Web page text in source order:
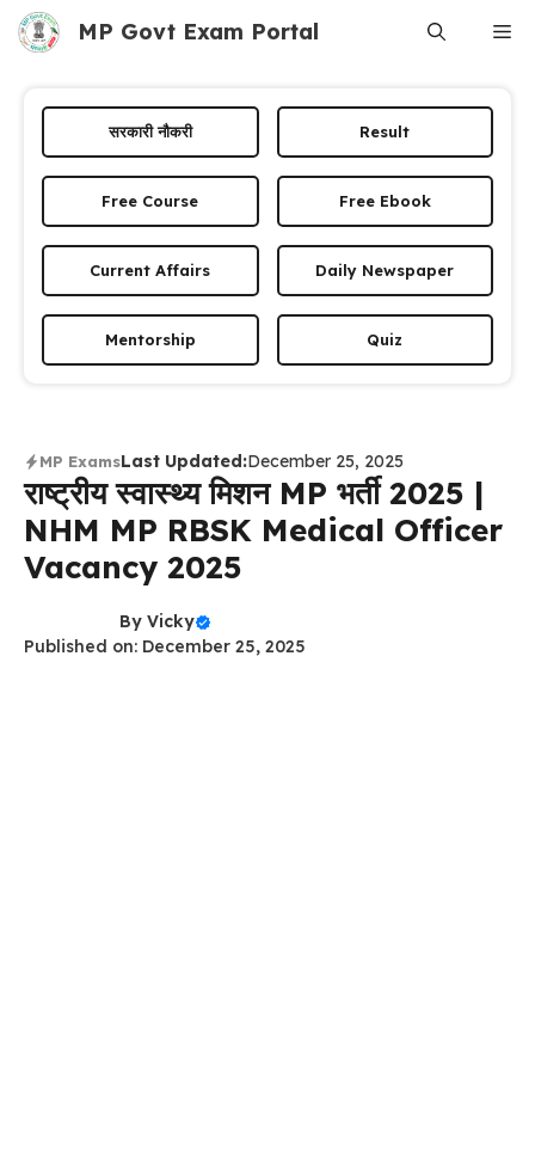
Skip
MP Govt Exam Portal
सरकारी नौकरी Result
Free Course Free Ebook
Current Affairs Daily Newspaper
Mentorship Quiz
MP ExamsLast Updated:December 25, 2025
राष्ट्रीय स्वास्थ्य मिशन MP भर्ती 2025 |
NHM MP RBSK Medical Officer
Vacancy 2025
By Vicky
Published on: December 25, 2025